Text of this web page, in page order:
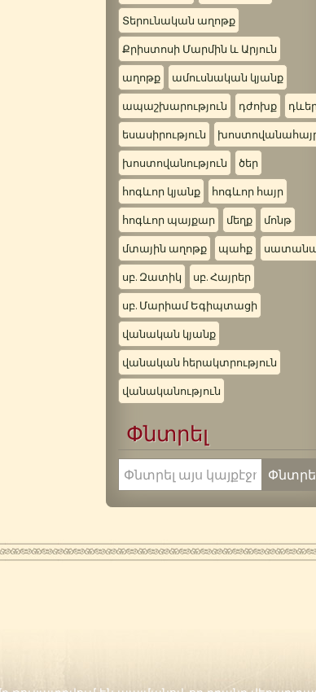
Տերունական աղոթք
Քրիստոսի Մարմին և Արյուն
աղոթք ամուսնական կյանք
ապաշխարություն դժոխք
եսասիրություն
խոստովանություն ծեր
հոգևոր կյանք հոգևոր հայր
հոգևոր պայքար մեղք մոնթ
մտային աղոթք պահք
սբ. Զատիկ սբ. Հայրեր
սբ. Մարիամ Եգիպտացի
վանական կյանք
վանական հերակտրություն
վանականություն
Փնտրել